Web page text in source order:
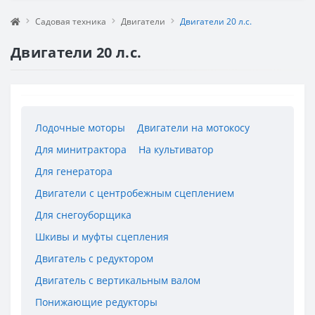
Садовая техника Двигатели Двигатели 20 л.с.
Двигатели 20 л.с.
Лодочные моторы
Двигатели на мотокосу
Для минитрактора
На культиватор
Для генератора
Двигатели с центробежным сцеплением
Для снегоуборщика
Шкивы и муфты сцепления
Двигатель с редуктором
Двигатель с вертикальным валом
Понижающие редукторы